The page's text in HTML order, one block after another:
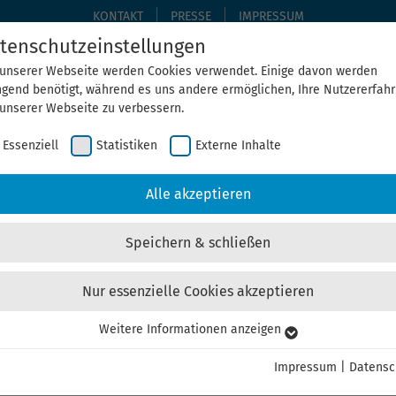
KONTAKT PRESSE IMPRESSUM
THEGA ERLEBEN ÜBER UNS
gibt fünf Tipps für ein
Webseite werden Cookies verwendet. Einige davon werden
benötigt, während es uns andere ermöglichen, Ihre
Webseite zu verbessern.
Essenziell Statistiken Externe Inhalte
Alle akzeptieren
Speichern & schließen
Nur essenzielle Cookies akzeptieren
Cookies werden für grundlegende Funktionen der Webseite
Weitere Informationen anzeigen
Impressum